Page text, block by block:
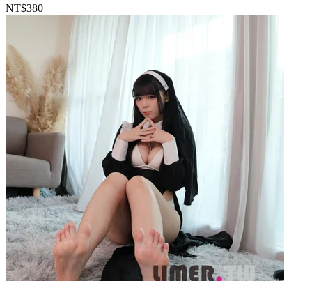
NT$380